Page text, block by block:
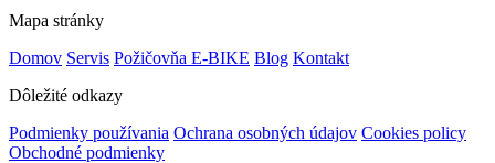
Mapa stránky
Domov Servis Požičovňa E-BIKE Blog Kontakt
Dôležité odkazy
Podmienky používania Ochrana osobných údajov Cookies policy
Obchodné podmienky